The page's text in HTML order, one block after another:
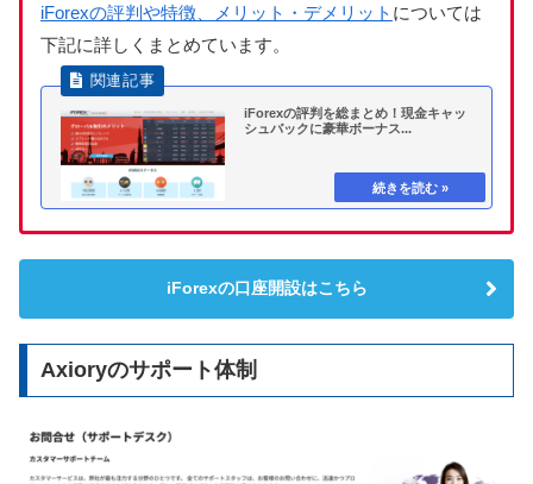
iForexの評判や特徴、メリット・デメリット については
下記に詳しくまとめています。
iForexの評判を総まとめ！現金キャッ
シュバックに豪華ボーナス...
iForexの口座開設はこちら
Axioryのサポート体制